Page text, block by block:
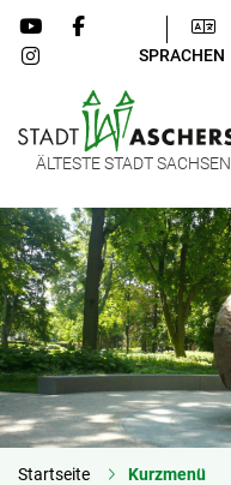
SPRACHEN
ÄLTESTE STADT
Startseite Kurzmenü